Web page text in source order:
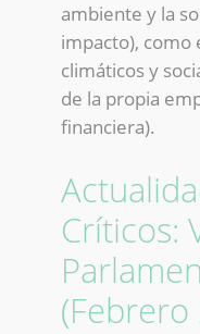
ambiente y la
impacto), como
climáticos y
de la propia
financiera).
Críticos:
(Febrero